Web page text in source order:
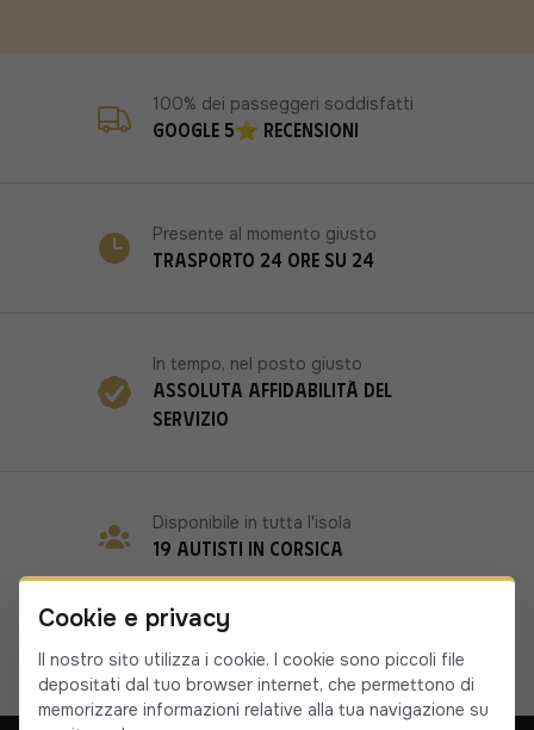
Google 5⭐ recensioni
100% dei passeggeri soddisfatti
Trasporto 24 ore su 24
Presente al momento giusto
Assoluta affidabilità del
servizio
In tempo, nel posto giusto
19 autisti in Corsica
Disponibile in tutta l'isola
Cookie e privacy
Il nostro sito utilizza i cookie. I cookie sono piccoli file
depositati dal tuo browser internet, che permettono di
memorizzare informazioni relative alla tua navigazione su